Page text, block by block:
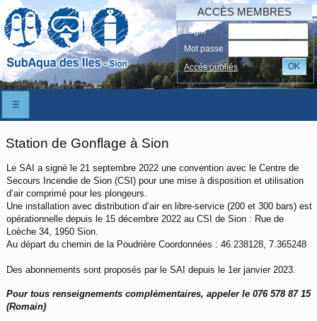
ACCÈS MEMBRES
Login
Mot passe
Accés oubliés
OK
☰
Station de Gonflage à Sion
Le SAI a signé le 21 septembre 2022 une convention avec le Centre de
Secours Incendie de Sion (CSI) pour une mise à disposition et utilisation
d’air comprimé pour les plongeurs.
Une installation avec distribution d’air en libre-service (200 et 300 bars) est
opérationnelle depuis le 15 décembre 2022 au CSI de Sion : Rue de
Loèche 34, 1950 Sion.
Au départ du chemin de la Poudrière Coordonnées : 46.238128, 7.365248
Des abonnements sont proposés par le SAI depuis le 1er janvier 2023.
Pour tous renseignements complémentaires, appeler le 076 578 87 15
(Romain)